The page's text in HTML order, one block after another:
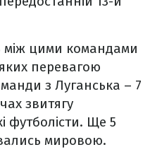
між цими командами
яких перевагою
з Луганська – 7
звитягу
футболісти. Ще 5
мировою.